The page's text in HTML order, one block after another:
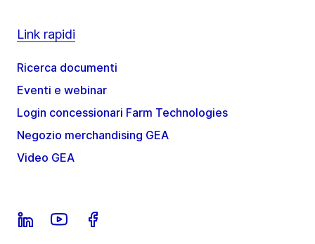
Link rapidi
Ricerca documenti
Eventi e webinar
Login concessionari Farm Technologies
Negozio merchandising GEA
Video GEA